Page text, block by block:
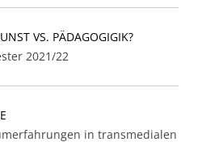
VS. PÄDAGOGIGIK?
2021/22
in transmedialen